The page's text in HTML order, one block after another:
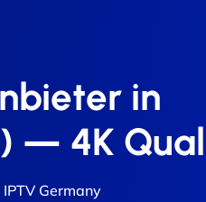
in
— 4K
Germany